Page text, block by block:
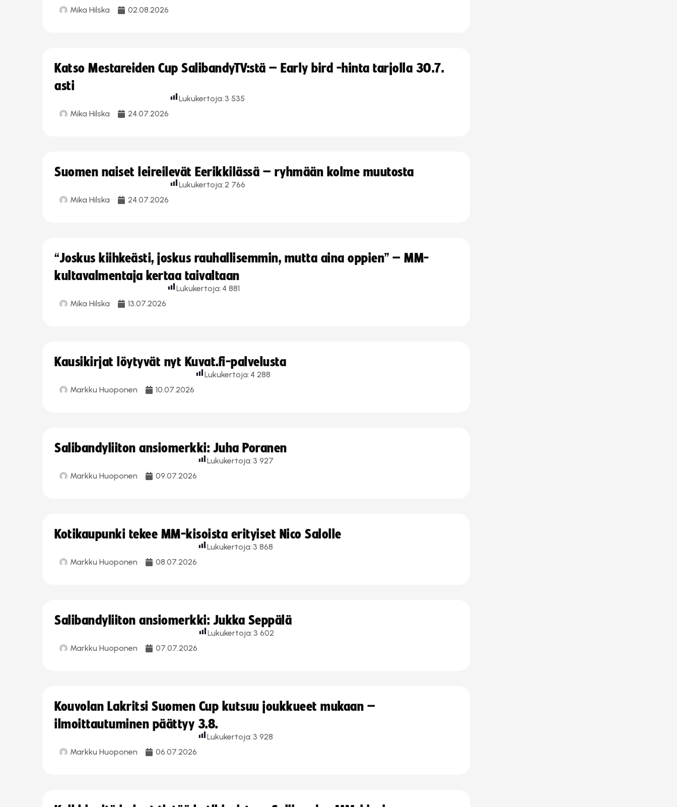
Mika Hilska 02.08.2026
Katso Mestareiden Cup SalibandyTV:stä – Early bird -hinta tarjolla 30.7.
asti
Mika Hilska 24.07.2026
Lukukertoja: 3 535
Suomen naiset leireilevät Eerikkilässä – ryhmään kolme muutosta
Mika Hilska 24.07.2026
Lukukertoja:2 766
“Joskus kiihkeästi, joskus rauhallisemmin, mutta aina oppien” – MM-
kultavalmentaja kertaa taivaltaan
Mika Hilska 13.07.2026
Lukukertoja: 4 881
Kausikirjat löytyvät nyt Kuvat.fi-palvelusta
Markku Huoponen 10.07.2026
Lukukertoja: 4 288
Salibandyliiton ansiomerkki: Juha Poranen
Markku Huoponen 09.07.2026
Lukukertoja: 3 927
Kotikaupunki tekee MM-kisoista erityiset Nico Salolle
Markku Huoponen 08.07.2026
Lukukertoja: 3 868
Salibandyliiton ansiomerkki: Jukka Seppälä
Markku Huoponen 07.07.2026
Lukukertoja: 3 602
Kouvolan Lakritsi Suomen Cup kutsuu joukkueet mukaan –
ilmoittautuminen päättyy 3.8.
Markku Huoponen 06.07.2026
Lukukertoja: 3 928